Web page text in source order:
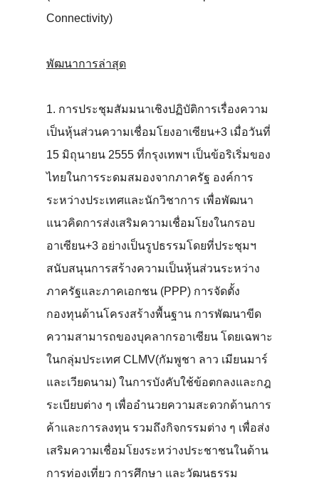
Connectivity)
พัฒนาการล่าสุด
1. การประชุมสัมมนาเชิงปฏิบัติการเรื่องความ
เป็นหุ้นส่วนความเชื่อมโยงอาเซียน+3 เมื่อวันที่
15 มิถุนายน 2555 ที่กรุงเทพฯ เป็นข้อริเริ่มของ
ไทยในการระดมสมองจากภาครัฐ องค์การ
ระหว่างประเทศและนักวิชาการ เพื่อพัฒนา
แนวคิดการส่งเสริมความเชื่อมโยงในกรอบ
อาเซียน+3 อย่างเป็นรูปธรรมโดยที่ประชุมฯ
สนับสนุนการสร้างความเป็นหุ้นส่วนระหว่าง
ภาครัฐและภาคเอกชน (PPP) การจัดตั้ง
กองทุนด้านโครงสร้างพื้นฐาน การพัฒนาขีด
ความสามารถของบุคลากรอาเซียน โดยเฉพาะ
ในกลุ่มประเทศ CLMV(กัมพูชา ลาว เมียนมาร์
และเวียดนาม) ในการบังคับใช้ข้อตกลงและกฎ
ระเบียบต่าง ๆ เพื่ออำนวยความสะดวกด้านการ
ค้าและการลงทุน รวมถึงกิจกรรมต่าง ๆ เพื่อส่ง
เสริมความเชื่อมโยงระหว่างประชาชนในด้าน
การท่องเที่ยว การศึกษา และวัฒนธรรม